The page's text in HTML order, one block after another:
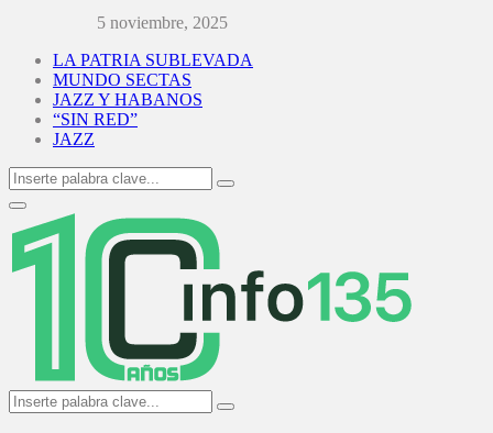
5 noviembre, 2025
LA PATRIA SUBLEVADA
MUNDO SECTAS
JAZZ Y HABANOS
“SIN RED”
JAZZ
Search
for:
Search
Primary
Menu
Search
for:
Search